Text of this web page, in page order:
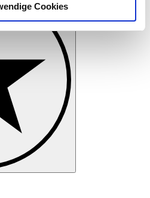
an unsere Partner für
Analysen weiter. Unsere
möglicherweise mit
die Sie ihnen bereitgestellt
Ihrer Nutzung der Dienste
Cookies